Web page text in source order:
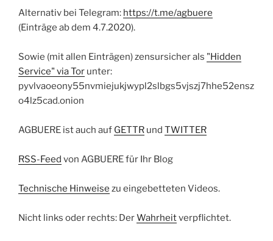
Alternativ bei Telegram: https://t.me/agbuere
(Einträge ab dem 4.7.2020).
Sowie (mit allen Einträgen) zensursicher als "Hidden
Service" via Tor unter:
pyvlvaoeony55nvmiejukjwypl2slbgs5vjszj7hhe52ensz
o4lz5cad.onion
AGBUERE ist auch auf GETTR und TWITTER
RSS-Feed von AGBUERE für Ihr Blog
Technische Hinweise zu eingebetteten Videos.
Nicht links oder rechts: DerWahrheitverpflichtet.